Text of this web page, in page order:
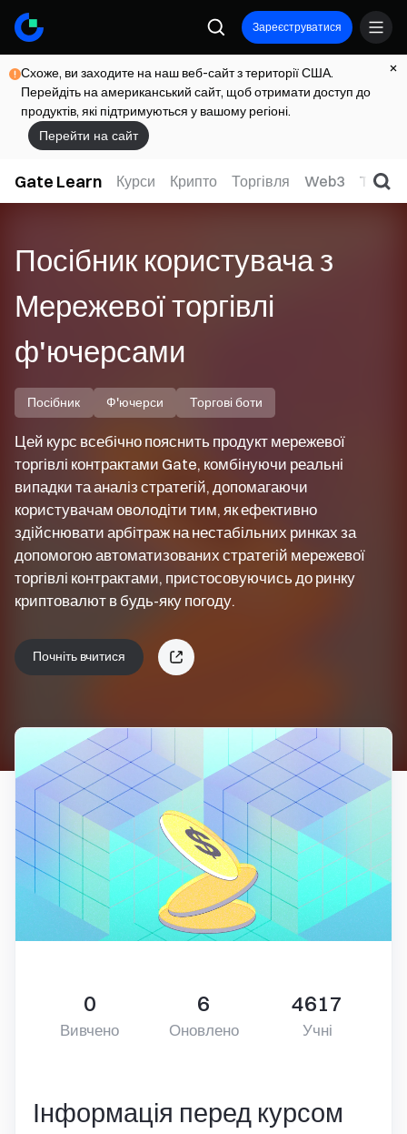
Зареєструватися
Схоже, ви заходите на наш веб-сайт з території США.
Перейдіть на американський сайт, щоб отримати доступ до
продуктів, які підтримуються у вашому регіоні.
Перейти на сайт
Gate Learn Курси Крипто Торгівля Web3 TradFi
Посібник користувача з
Мережевої торгівлі
ф'ючерсами
Посібник Ф'ючерси Торгові боти
Цей курс всебічно пояснить продукт мережевої
торгівлі контрактами Gate, комбінуючи реальні
випадки та аналіз стратегій, допомагаючи
користувачам оволодіти тим, як ефективно
здійснювати арбітраж на нестабільних ринках за
допомогою автоматизованих стратегій мережевої
торгівлі контрактами, пристосовуючись до ринку
криптовалют в будь-яку погоду.
Почніть вчитися
0
Вивчено
6
Оновлено
4617
Учні
Інформація перед курсом